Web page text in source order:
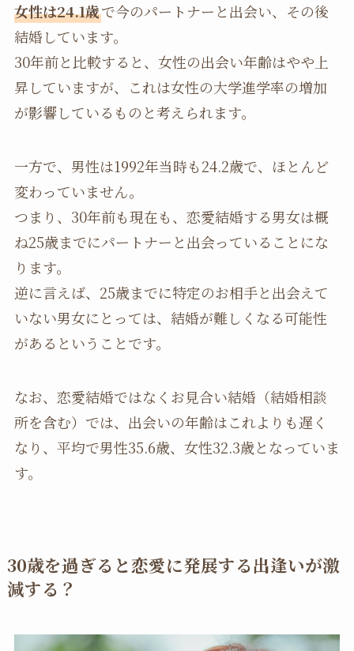
女性は24.1歳で今のパートナーと出会い、その後
結婚しています。
30年前と比較すると、女性の出会い年齢はやや上
昇していますが、これは女性の大学進学率の増加
が影響しているものと考えられます。
一方で、男性は1992年当時も24.2歳で、ほとんど
変わっていません。
つまり、30年前も現在も、恋愛結婚する男女は概
ね25歳までにパートナーと出会っていることにな
ります。
逆に言えば、25歳までに特定のお相手と出会えて
いない男女にとっては、結婚が難しくなる可能性
があるということです。
なお、恋愛結婚ではなくお見合い結婚（結婚相談
所を含む）では、出会いの年齢はこれよりも遅く
なり、平均で男性35.6歳、女性32.3歳となっていま
す。
30歳を過ぎると恋愛に発展する出逢いが激
減する？